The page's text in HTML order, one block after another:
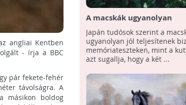
angliai Kentben
- írja a BBC
pár fekete-fehér
távolságra. A
másikon boldog
A macskák ugyanolyan
intelligensek lehetnek,
kutyák egy japán kutatás
Japán tudósok szerint a
ugyanolyan jól teljesítenek
memóriateszteken, mint a
azt sugallja, hogy a két ...